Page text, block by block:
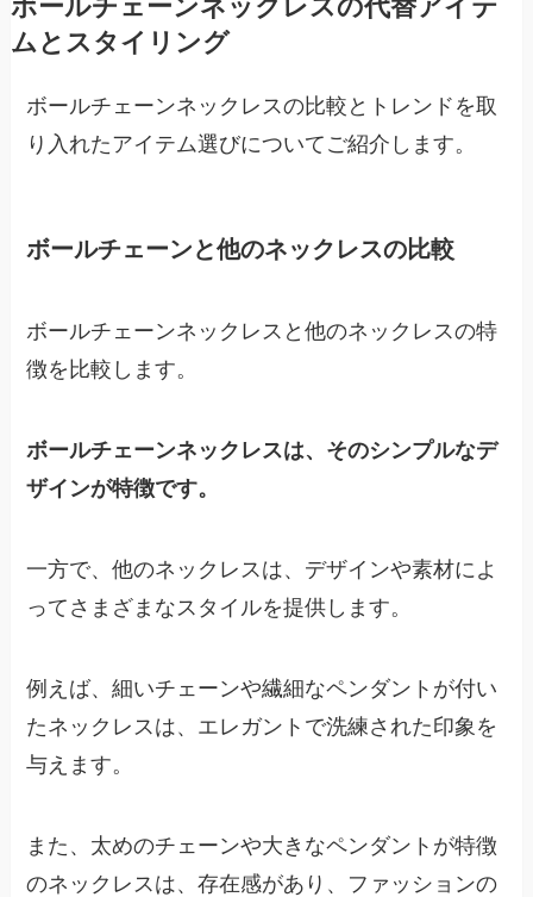
ボールチェーンネックレスの代替アイテ
ムとスタイリング
ボールチェーンネックレスの比較とトレンドを取
り入れたアイテム選びについてご紹介します。
ボールチェーンと他のネックレスの比較
ボールチェーンネックレスと他のネックレスの特
徴を比較します。
ボールチェーンネックレスは、そのシンプルなデ
ザインが特徴です。
一方で、他のネックレスは、デザインや素材によ
ってさまざまなスタイルを提供します。
例えば、細いチェーンや繊細なペンダントが付い
たネックレスは、エレガントで洗練された印象を
与えます。
また、太めのチェーンや大きなペンダントが特徴
のネックレスは、存在感があり、ファッションの